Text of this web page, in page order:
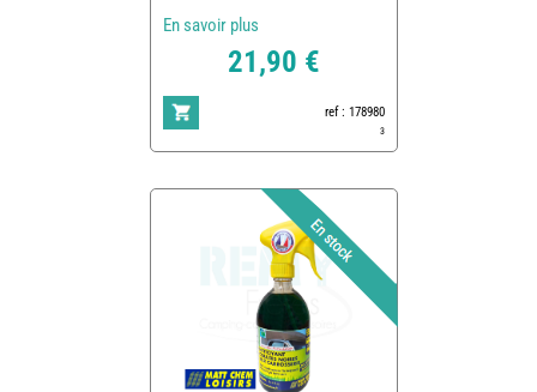
En savoir plus
21,90 €
ref : 178980
3